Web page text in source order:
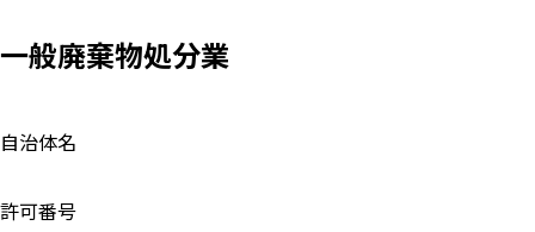
一般廃棄物処分業
自治体名
許可番号